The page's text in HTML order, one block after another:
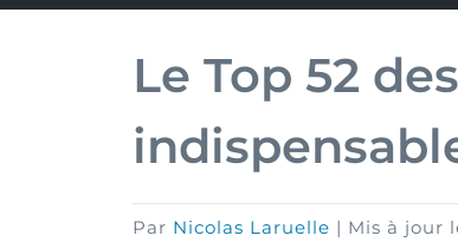
Le Top 52
par Nicolas Laruelle | Mis à jour